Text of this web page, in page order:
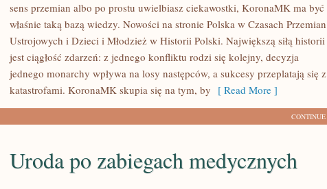
RUCHY
SPOŁECZNE,
STRAJKI
PROTESTY
sens przemian albo po prostu uwielbiasz ciekawostki, KoronaMK ma być
właśnie taką bazą wiedzy. Nowości na stronie Polska w Czasach Przemian
Ustrojowych i Dzieci i Młodzież w Historii Polski. Największą siłą historii
jest ciągłość zdarzeń: z jednego konfliktu rodzi się kolejny, decyzja
jednego monarchy wpływa na losy następców, a sukcesy przeplatają się z
katastrofami. KoronaMK skupia się na tym, by [ Read More ]
CONTINUE
Uroda po zabiegach medycznych